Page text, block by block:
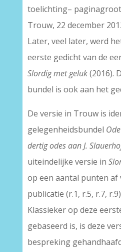
toelichting–
Trouw, 22 december
Later, veel later, werd
eerste gedicht van de
Slordig met geluk(2016).
bundel is ook aan het
De versie in Trouw is
gelegenheidsbundel
dertig odes aan J.
uiteindelijke versie in
op een aantal punten af
publicatie (r.1, r.5, r.7,
Klassieker op deze
gebaseerd is, is deze
bespreking